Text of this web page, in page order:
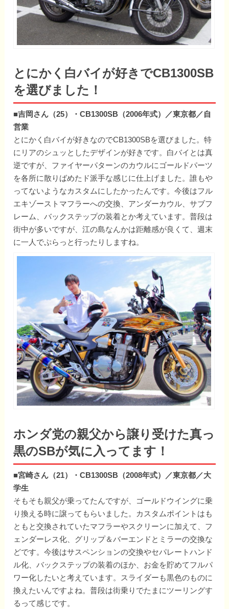
とにかく白バイが好きでCB1300SB
を選びました！
■吉岡さん（25）・CB1300SB（2006年式）／東京都／自
営業
とにかく白バイが好きなのでCB1300SBを選びました。特
にリアのシュッとしたデザインが好きです。白バイとは真
逆ですが、ファイヤーパターンのカウルにゴールドパーツ
を各所に散りばめたド派手な感じに仕上げました。誰もや
ってないようなカスタムにしたかったんです。今後はフル
エキゾーストマフラーへの交換、アンダーカウル、サブフ
レーム、バックステップの装着とか考えています。普段は
街中が多いですが、江の島なんかは距離感が良くて、週末
に一人でぷらっと行ったりしますね。
ホンダ党の親父から譲り受けた真っ
黒のSBが気に入ってます！
■宮崎さん（21）・CB1300SB（2008年式）／東京都／大
学生
そもそも親父が乗ってたんですが、ゴールドウイングに乗
り換える時に譲ってもらいました。カスタムポイントはも
ともと交換されていたマフラーやスクリーンに加えて、フ
ェンダーレス化、グリップ＆バーエンドとミラーの交換な
どです。今後はサスペンションの交換やセパレートハンド
ル化、バックステップの装着のほか、お金を貯めてフルパ
ワー化したいと考えています。スライダーも黒色のものに
換えたいんですよね。普段は街乗りでたまにツーリングす
るって感じです。